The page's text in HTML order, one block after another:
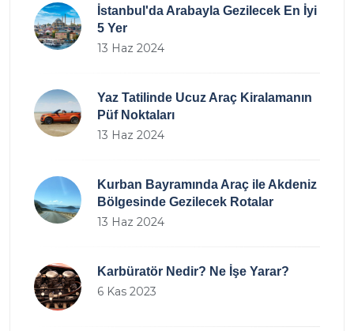
İstanbul'da Arabayla Gezilecek En İyi
5 Yer
13 Haz 2024
Yaz Tatilinde Ucuz Araç Kiralamanın
Püf Noktaları
13 Haz 2024
Kurban Bayramında Araç ile Akdeniz
Bölgesinde Gezilecek Rotalar
13 Haz 2024
Karbüratör Nedir? Ne İşe Yarar?
6 Kas 2023